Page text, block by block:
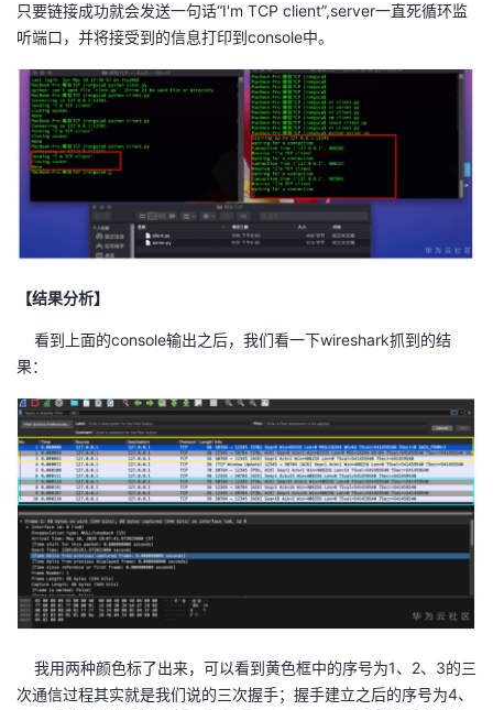
只要链接成功就会发送一句话“I'm TCP client”,server一直死循环监
听端口，并将接受到的信息打印到console中。
【结果分析】
看到上面的console输出之后，我们看一下wireshark抓到的结
果：
我用两种颜色标了出来，可以看到黄色框中的序号为1、2、3的三
次通信过程其实就是我们说的三次握手；握手建立之后的序号为4、